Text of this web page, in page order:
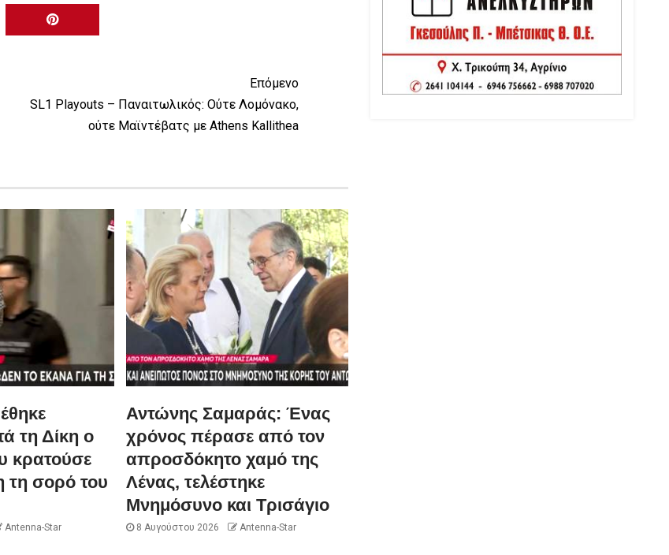
Επόμενο
SL1 Playouts – Παναιτωλικός: Ούτε Λομόνακο,
ούτε Μαϊντέβατς με Athens Kallithea
τη Δίκη ο
κρατούσε
τη σορό του
Antenna-Star
Αντώνης Σαμαράς: Ένας
χρόνος πέρασε από τον
απροσδόκητο χαμό της
Λένας, τελέστηκε
Μνημόσυνο και Τρισάγιο
8 Αυγούστου 2026 Antenna-Star